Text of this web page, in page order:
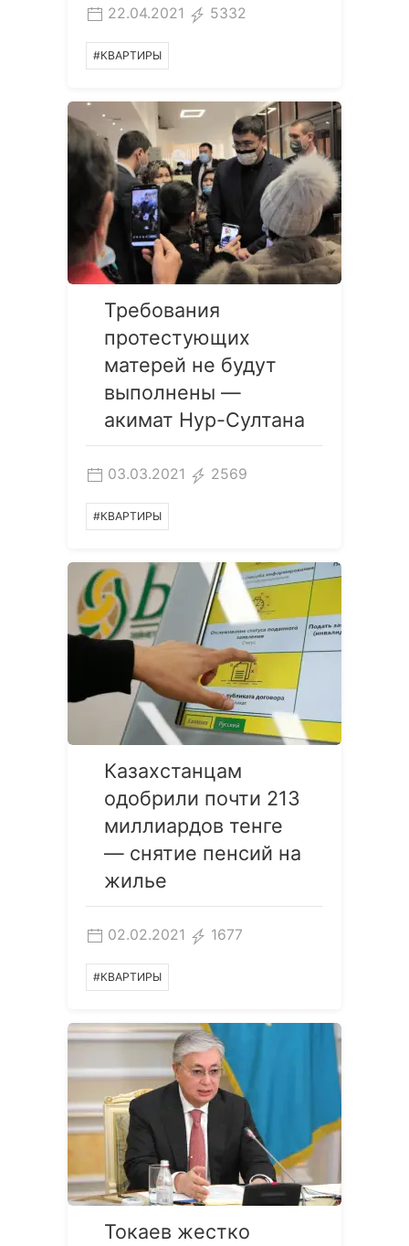
22.04.2021 5332
#КВАРТИРЫ
Требования
протестующих
матерей не будут
выполнены —
акимат Нур-Султана
03.03.2021 2569
#КВАРТИРЫ
Казахстанцам
одобрили почти 213
миллиардов тенге
— снятие пенсий на
жилье
02.02.2021 1677
#КВАРТИРЫ
Токаев жестко